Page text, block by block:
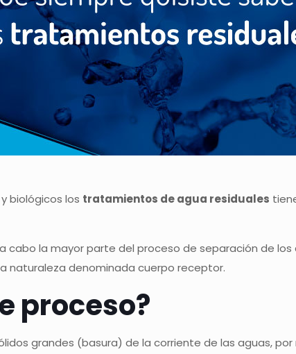
biológicos los tratamientos de agua residuales
cabo la mayor parte del proceso de separación de
naturaleza denominada cuerpo receptor.
proceso?
grandes (basura) de la corriente de las aguas,